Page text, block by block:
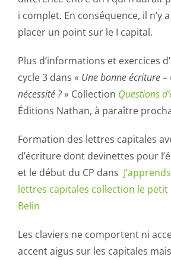
i complet. En conséquence, il n’y
placer un point sur le I capital.
Plus d’informations et exercices
cycle 3 dans « Une bonne écriture –
nécessité ?» Collection Questions
Éditions Nathan, à paraître
Formation des lettres capitales
d’écriture dont devinettes pour
et le début du CP dans
lettres capitales collection le petit
Belin
Les claviers ne comportent ni
accent aigus sur les capitales